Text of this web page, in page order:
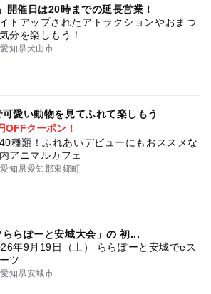
開催日は20時までの延長営業！
トアップされたアトラクションやおまつ
分を楽しもう！
愛知県犬山市
愛い動物を見てふれて楽しもう
OFFクーポン！
種類！ふれあいデビューにもおススメな
アニマルカフェ
愛知県愛知郡東郷町
ららぽーと安城大会」の 初...
年9月19日（土） ららぽーと安城でeス
ツ...
愛知県安城市